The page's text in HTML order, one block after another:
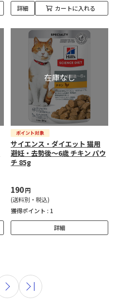
詳細 カートに入れる
サイエンス・ダイエット 猫用
避妊・去勢後～6歳 チキン パウ
チ 85g
190円
(送料別・税込)
獲得ポイント : 1
詳細